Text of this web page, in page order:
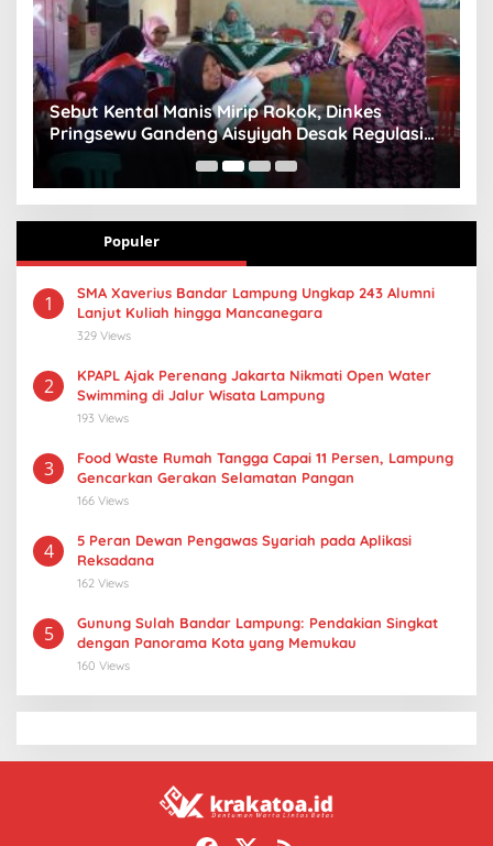
Sebut Kental Manis Mirip Rokok, Dinkes
Pringsewu Gandeng Aisyiyah Desak Regulasi
Gizi Anak
Populer
1
SMA Xaverius Bandar Lampung Ungkap 243 Alumni
Lanjut Kuliah hingga Mancanegara
329 Views
2
KPAPL Ajak Perenang Jakarta Nikmati Open Water
Swimming di Jalur Wisata Lampung
193 Views
3
Food Waste Rumah Tangga Capai 11 Persen, Lampung
Gencarkan Gerakan Selamatan Pangan
166 Views
4
5 Peran Dewan Pengawas Syariah pada Aplikasi
Reksadana
162 Views
5
Gunung Sulah Bandar Lampung: Pendakian Singkat
dengan Panorama Kota yang Memukau
160 Views